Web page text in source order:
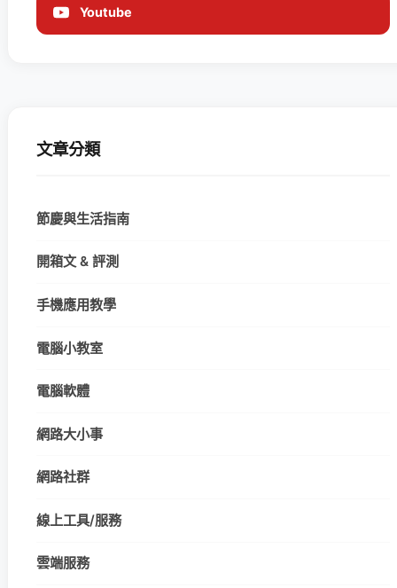
Youtube
文章分類
節慶與生活指南
開箱文 & 評測
手機應用教學
電腦小教室
電腦軟體
網路大小事
網路社群
線上工具/服務
雲端服務